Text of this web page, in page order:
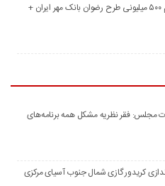
همه چیز درباره وام ۵۰۰ میلیونی طرح رضوان بانک مهر ایران +
مجلس: فقر نظریه مشکل همه برنامه‌های
کریدور گازی شمال جنوب آسیای مرکزی